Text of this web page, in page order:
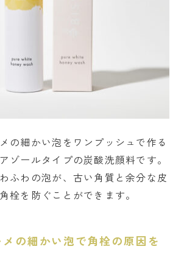
の細かい泡をワンプッシュで作る
ゾールタイプの炭酸洗顔料です。
ふわの泡が、古い角質と余分な皮
栓を防ぐことができます。
メの細かい泡で角栓の原因を